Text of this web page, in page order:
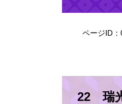
ページID：
22 瑞